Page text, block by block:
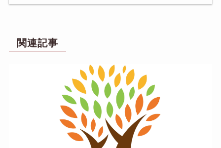
関連記事